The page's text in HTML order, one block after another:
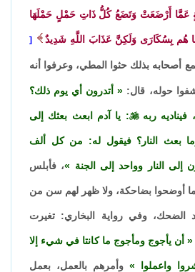
عَمَّا أَرْضَعَتْ وَتَضَعُ كُلُّ ذَاتِ حَمْلٍ حَمْلَهَا
هُم بِسُكَارَى وَلَكِنَّ عَذَابَ اللَّهِ شَدِيدٌ
أصحابه بذلك حثوا المطي، وعرفوا أنه
حوله، قال: أتدرون أي يوم ذلك؟
، فيناديه ربه: يا آدم ابعث بعثك إلى
بعث النار؟ فيقول له: من كل ألف
النار وواحد إلى الجنة ، فأبلس
أوضحوا بضاحكة، ولا ظهر لهم سن من
الضحك، وفي رواية البخاري: تغيرت
أن يأجوج ومأجوج ما كانتا في شيء إلا
واعملوا وأمرهم بالعمل، بعمل